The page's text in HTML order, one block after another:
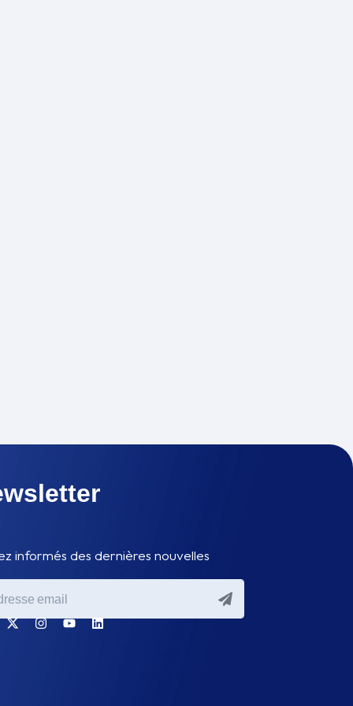
informés des dernières nouvelles